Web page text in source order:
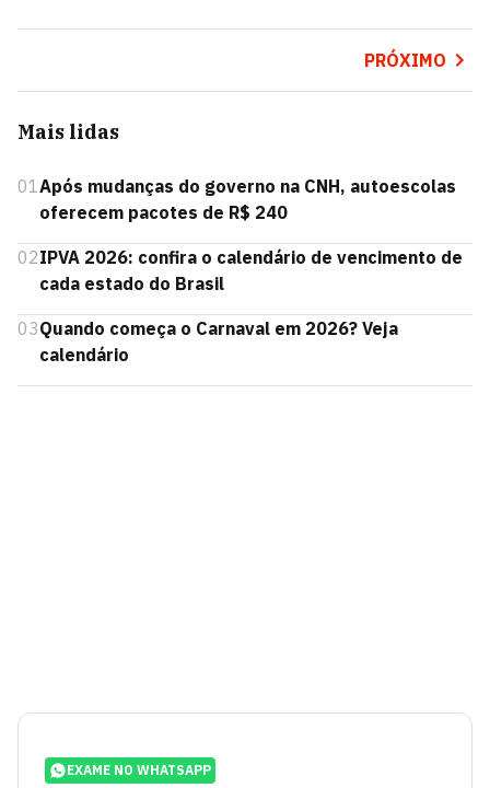
PRÓXIMO
Mais lidas
01Após mudanças do governo na CNH, autoescolas
oferecem pacotes de R$ 240
02IPVA 2026: confira o calendário de vencimento de
cada estado do Brasil
03Quando começa o Carnaval em 2026? Veja
calendário
EXAME NO WHATSAPP